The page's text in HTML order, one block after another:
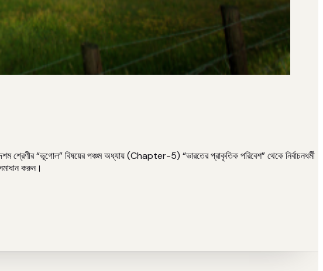
“ভূগোল” বিষয়ের পঞ্চম অধ্যায় (Chapter-5) “ভারতের প্রাকৃতিক পরিবেশ” থেকে নির্বাচনধর্মী
করুন।